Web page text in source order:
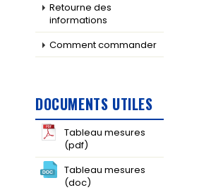
Retourne des
informations
Comment commander
DOCUMENTS UTILES
Tableau mesures
(pdf)
Tableau mesures
(doc)